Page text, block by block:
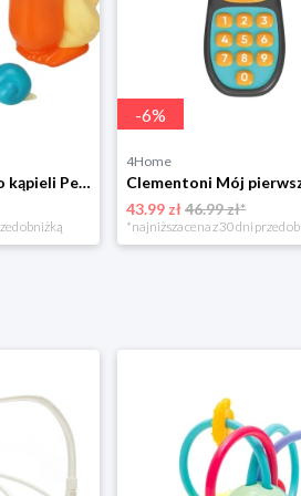
Zestaw zabawek do kąpieli Pelikan, od 4 miesięcy 4-Home
obniżką
-6%
4Home
43.99 zł46.99 zł*
*najniższa cena z 30 dni przed